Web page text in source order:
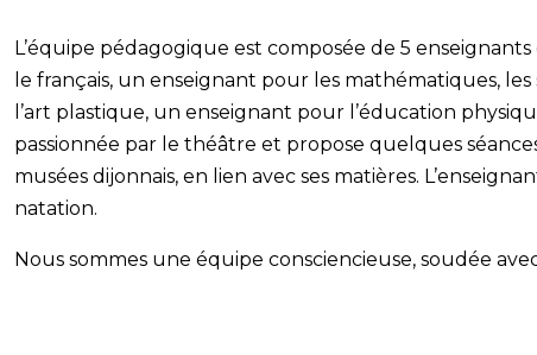
L’équipe pédagogique est composée de 5
le français, un enseignant pour les mathématiques,
l’art plastique, un enseignant pour l’éducation
passionnée par le théâtre et propose quelques
musées dijonnais, en lien avec ses matières.
natation.
Nous sommes une équipe consciencieuse, soudée